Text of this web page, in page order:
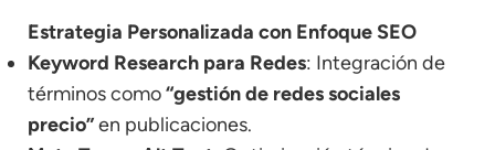
Estrategia Personalizada con Enfoque SEO
Keyword Research para Redes: Integración de
términos como“gestión de redes sociales
precio”en publicaciones.